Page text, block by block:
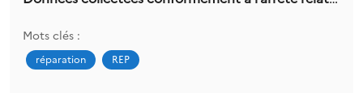
Mots clés :
réparation REP